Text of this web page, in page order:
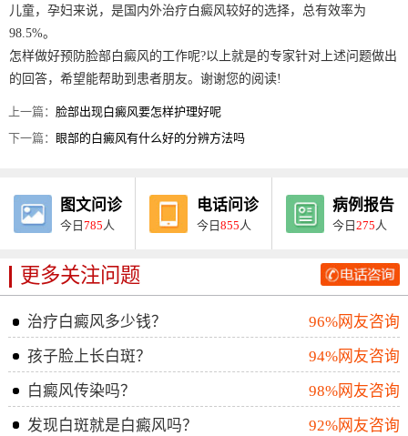
儿童，孕妇来说，是国内外治疗白癜风较好的选择，总有效率为
98.5%。
怎样做好预防脸部白癜风的工作呢?以上就是的专家针对上述问题做出
的回答，希望能帮助到患者朋友。谢谢您的阅读!
上一篇：脸部出现白癜风要怎样护理好呢
下一篇： 眼部的白癜风有什么好的分辨方法吗
图文问诊
今日785 人
电话问诊
今日855 人
病例报告
今日275 人
更多关注问题
治疗白癜风多少钱？
96%网友咨询
孩子脸上长白斑？
94%网友咨询
白癜风传染吗？
98%网友咨询
发现白斑就是白癜风吗？
92%网友咨询